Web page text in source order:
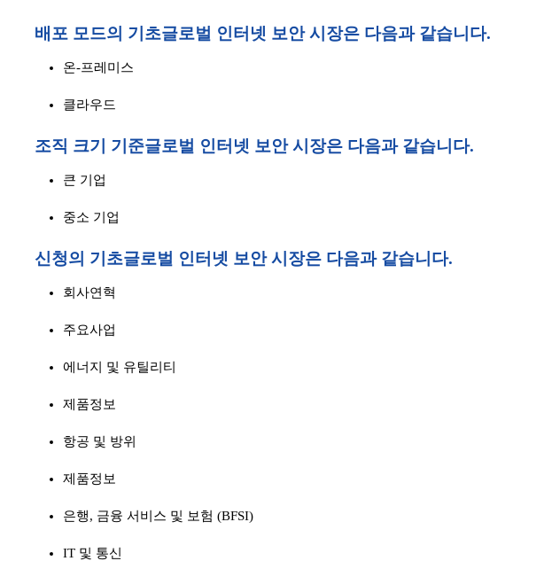
배포 모드의 기초글로벌 인터넷 보안 시장은 다음과 같습니다.
온-프레미스
클라우드
조직 크기 기준글로벌 인터넷 보안 시장은 다음과 같습니다.
큰 기업
중소 기업
신청의 기초글로벌 인터넷 보안 시장은 다음과 같습니다.
회사연혁
주요사업
에너지 및 유틸리티
제품정보
항공 및 방위
제품정보
은행, 금융 서비스 및 보험 (BFSI)
IT 및 통신